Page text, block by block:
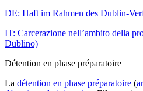
DE: Haft im Rahmen des Dublin-
IT: Carcerazione nell’ambito della
Dublino)
Détention en phase préparatoire
La détention en phase préparatoire (